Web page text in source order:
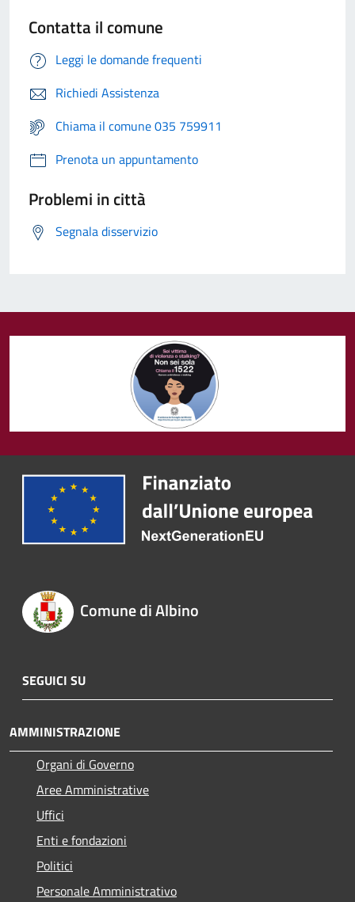
Contatta il comune
Leggi le domande frequenti
Richiedi Assistenza
Chiama il comune 035 759911
Prenota un appuntamento
Problemi in città
Segnala disservizio
Comune di Albino
SEGUICI SU
AMMINISTRAZIONE
Organi di Governo
Aree Amministrative
Uffici
Enti e fondazioni
Politici
Personale Amministrativo